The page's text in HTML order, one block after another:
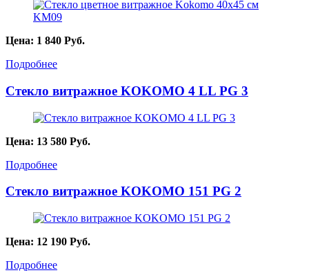
Цена: 1 840 Руб.
Подробнее
Стекло витражное KOKOMO 4 LL PG 3
Цена: 13 580 Руб.
Подробнее
Стекло витражное KOKOMO 151 PG 2
Цена: 12 190 Руб.
Подробнее